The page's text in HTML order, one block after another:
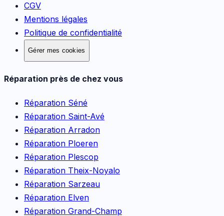
CGV
Mentions légales
Politique de confidentialité
Gérer mes cookies
Réparation près de chez vous
Réparation Séné
Réparation Saint-Avé
Réparation Arradon
Réparation Ploeren
Réparation Plescop
Réparation Theix-Noyalo
Réparation Sarzeau
Réparation Elven
Réparation Grand-Champ